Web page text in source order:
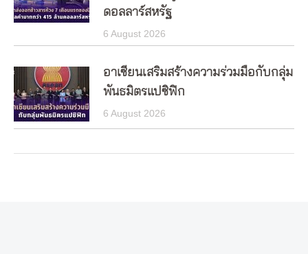
ดอลลาร์สหรัฐ
6 August 2026
อาเซียนเสริมสร้างความร่วมมือกับกลุ่ม
พันธมิตรแปซิฟิก
6 August 2026